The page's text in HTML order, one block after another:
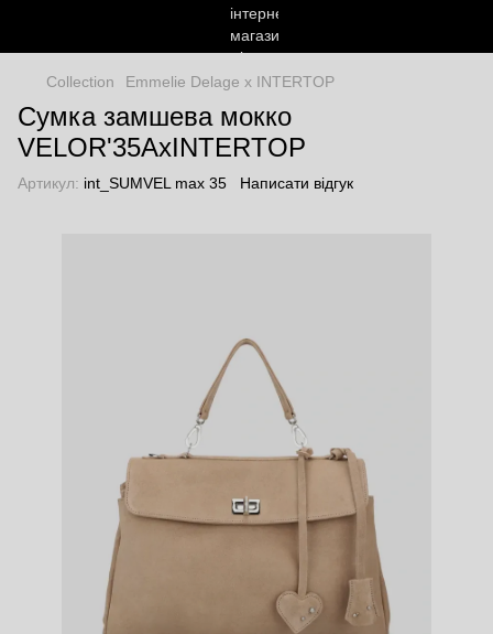
Сollection Emmelie Delage x INTERTOP
Сумка замшева мокко
VELOR'35AxINTERTOP
Артикул: int_SUMVEL max 35 Написати відгук